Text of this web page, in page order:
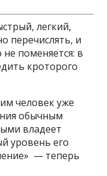
легкий,
перечислять, и
не поменяется: в
кроторого
человек уже
обычным
владеет
уровень его
— теперь